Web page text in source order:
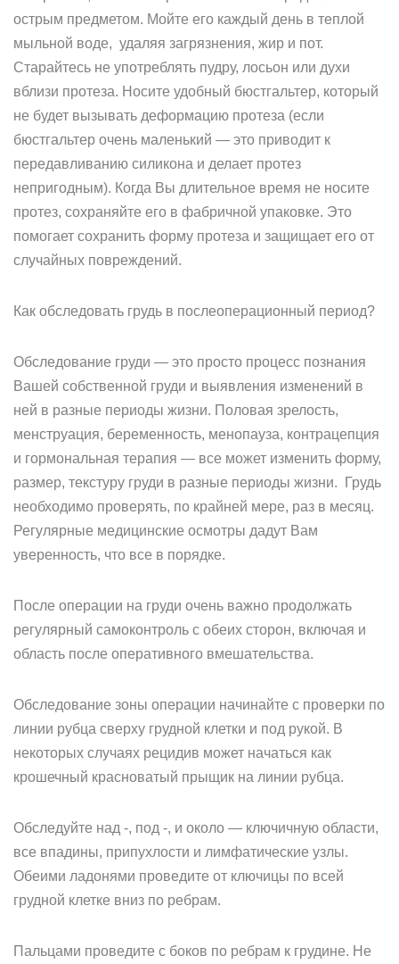
острым предметом. Мойте его каждый день в теплой
мыльной воде, удаляя загрязнения, жир и пот.
Старайтесь не употреблять пудру, лосьон или духи
вблизи протеза. Носите удобный бюстгальтер, который
не будет вызывать деформацию протеза (если
бюстгальтер очень маленький — это приводит к
передавливанию силикона и делает протез
непригодным). Когда Вы длительное время не носите
протез, сохраняйте его в фабричной упаковке. Это
помогает сохранить форму протеза и защищает его от
случайных повреждений.
Как обследовать грудь в послеоперационный период?
Обследование груди — это просто процесс познания
Вашей собственной груди и выявления изменений в
ней в разные периоды жизни. Половая зрелость,
менструация, беременность, менопауза, контрацепция
и гормональная терапия — все может изменить форму,
размер, текстуру груди в разные периоды жизни. Грудь
необходимо проверять, по крайней мере, раз в месяц.
Регулярные медицинские осмотры дадут Вам
уверенность, что все в порядке.
После операции на груди очень важно продолжать
регулярный самоконтроль с обеих сторон, включая и
область после оперативного вмешательства.
Обследование зоны операции начинайте с проверки по
линии рубца сверху грудной клетки и под рукой. В
некоторых случаях рецидив может начаться как
крошечный красноватый прыщик на линии рубца.
Обследуйте над -, под -, и около — ключичную области,
все впадины, припухлости и лимфатические узлы.
Обеими ладонями проведите от ключицы по всей
грудной клетке вниз по ребрам.
Пальцами проведите с боков по ребрам к грудине. Не